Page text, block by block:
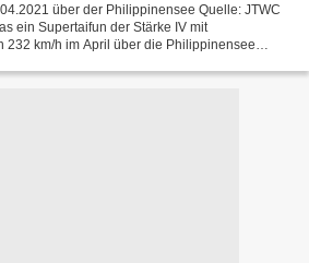
über der Philippinensee Quelle: JTWC
ein Supertaifun der Stärke IV mit
232 km/h im April über die Philippinensee